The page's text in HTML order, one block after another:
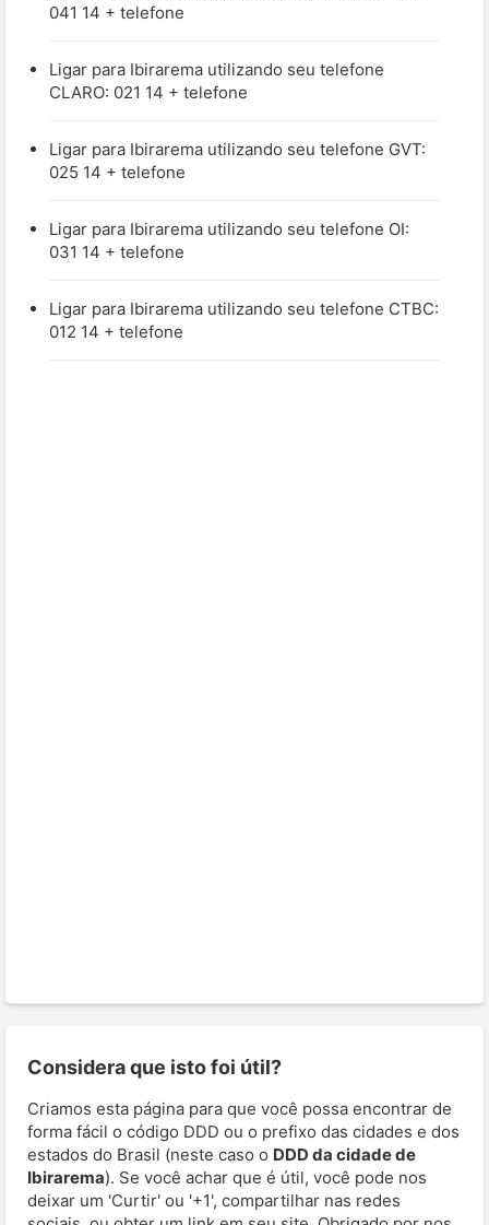
041 14 + telefone
Ligar para Ibirarema utilizando seu telefone
CLARO: 021 14 + telefone
Ligar para Ibirarema utilizando seu telefone GVT:
025 14 + telefone
Ligar para Ibirarema utilizando seu telefone OI:
031 14 + telefone
Ligar para Ibirarema utilizando seu telefone CTBC:
012 14 + telefone
Considera que isto foi útil?
Criamos esta página para que você possa encontrar de
forma fácil o código DDD ou o prefixo das cidades e dos
estados do Brasil (neste caso o DDD da cidade de
Ibirarema). Se você achar que é útil, você pode nos
deixar um 'Curtir' ou '+1', compartilhar nas redes